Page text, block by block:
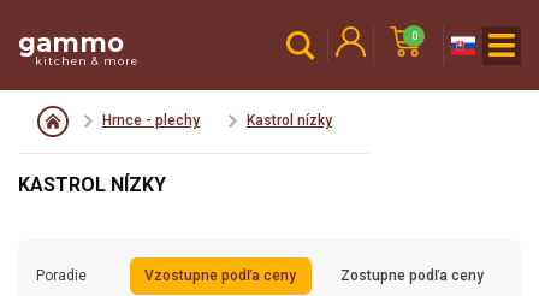
gammo
kitchen & more
0
Hrnce - plechy Kastrol nízky
KASTROL NÍZKY
Poradie Vzostupne podľa ceny Zostupne podľa ceny